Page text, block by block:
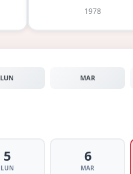
1978
LUN MAR
5
LUN
6
MAR